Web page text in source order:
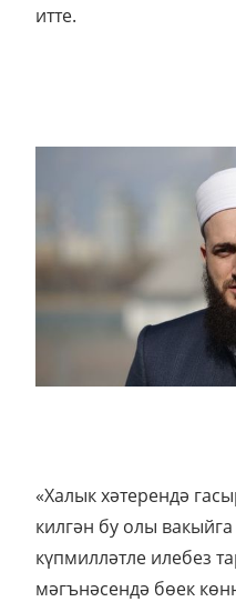
итте.
«Халык хәтерендә
килгән бу олы
күпмилләтле илебез
мәгънәсендә бөек